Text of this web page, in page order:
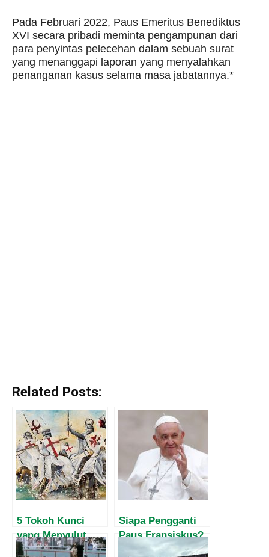
Pada Februari 2022, Paus Emeritus Benediktus
XVI secara pribadi meminta pengampunan dari
para penyintas pelecehan dalam sebuah surat
yang menanggapi laporan yang menyalahkan
penanganan kasus selama masa jabatannya.*
Related Posts:
5 Tokoh Kunci
yang Menyulut
Perang Salib
Siapa Pengganti
Paus Fransiskus?
Berikut